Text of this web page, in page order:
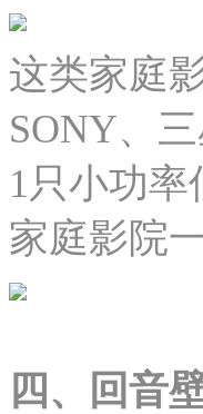
这类家庭
SONY、
1只小功
家庭影院
四、回音